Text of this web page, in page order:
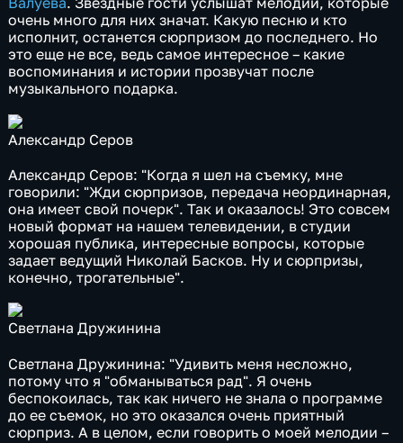
очень много для них значат. Какую песню и кто
исполнит, останется сюрпризом до последнего. Но
это еще не все, ведь самое интересное – какие
воспоминания и истории прозвучат после
музыкального подарка.
Александр Серов
Александр Серов: "Когда я шел на съемку, мне
говорили: "Жди сюрпризов, передача неординарная,
она имеет свой почерк". Так и оказалось! Это совсем
новый формат на нашем телевидении, в студии
хорошая публика, интересные вопросы, которые
задает ведущий Николай Басков. Ну и сюрпризы,
конечно, трогательные".
Светлана Дружинина
Светлана Дружинина: "Удивить меня несложно,
потому что я "обманываться рад". Я очень
беспокоилась, так как ничего не знала о программе
до ее съемок, но это оказался очень приятный
сюрприз. А в целом, если говорить о моей мелодии –